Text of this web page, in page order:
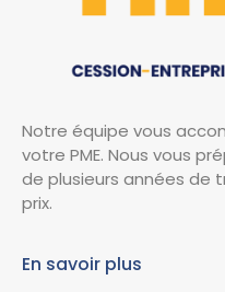
Notre équipe vous
votre PME. Nous vous
de plusieurs années de
prix.
En savoir plus